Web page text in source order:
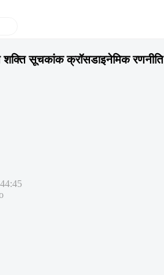
शक्ति सूचकांक क्रॉसडाइनेमिक रणनीति